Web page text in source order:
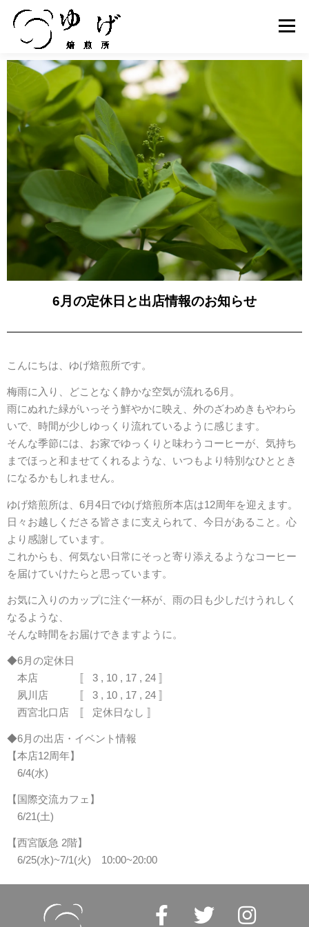
メニュ
PRODUCT
製品紹介
ABOUT US
ゆげ焙煎所について
ONLINE STORE
オンラインストア
SHOP INFO
店舗情報
COMPANY
会社概要
RECRUIT
スタッフ募集
6月の定休日と出店情報のお知らせ
こんにちは、ゆげ焙煎所です。
梅雨に入り、どことなく静かな空気が流れる6月。
雨にぬれた緑がいっそう鮮やかに映え、外のざわめきもやわら
いで、時間が少しゆっくり流れているように感じます。
そんな季節には、お家でゆっくりと味わうコーヒーが、気持ち
までほっと和ませてくれるような、いつもより特別なひととき
になるかもしれません。
ゆげ焙煎所は、6月4日でゆげ焙煎所本店は12周年を迎えます。
日々お越しくださる皆さまに支えられて、今日があること。心
より感謝しています。
これからも、何気ない日常にそっと寄り添えるようなコーヒー
を届けていけたらと思っています。
お気に入りのカップに注ぐ一杯が、雨の日も少しだけうれしく
なるような、
そんな時間をお届けできますように。
◆6月の定休日
本店 〚 3 , 10 , 17 , 24 〛
夙川店 〚 3 , 10 , 17 , 24 〛
西宮北口店 〚 定休日なし 〛
◆6月の出店・イベント情報
【本店12周年】
6/4(水)
【国際交流カフェ】
6/21(土)
【西宮阪急 2階】
6/25(水)~7/1(火) 10:00~20:00